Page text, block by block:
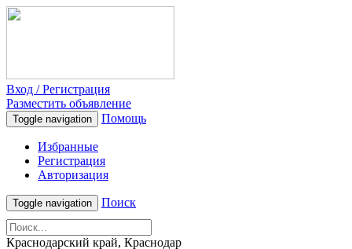
Вход / Регистрация
Разместить объявление
Toggle navigation Помощь
Избранные
Регистрация
Авторизация
Toggle navigation Поиск
Краснодарский край, Краснодар